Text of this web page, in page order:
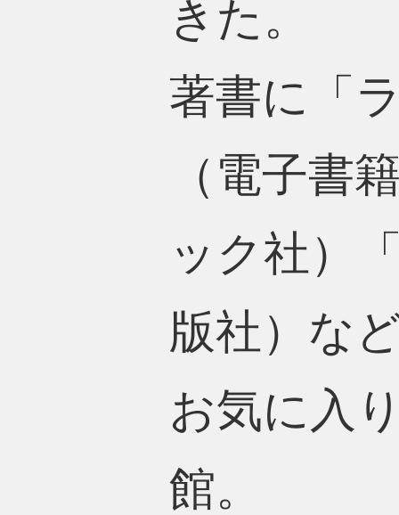
きた。
著書に「
（電子書
ック社）
版社）な
お気に入
館。